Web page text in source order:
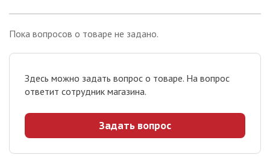
Здесь можно задать вопрос о товаре. На вопрос
ответит сотрудник магазина.
Задать вопрос
Пока вопросов о товаре не задано.